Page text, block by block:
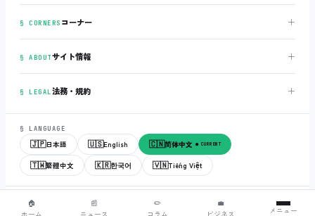
§ CORNERS コーナー ＋
§ ABOUTサイト情報 ＋
§ LEGAL法務・規約 ＋
§ LANGUAGE
🇯🇵日本語 🇺🇸English 🇨🇳简体中文 ● CURRENT
🇹🇼繁體中文 🇰🇷한국어 🇻🇳Tiếng Việt
© 2018-2026 sqool.co.jp ‧ All rights reserved. v3.0.0 build 20260505
● ALL SYSTEMS NORMAL
🏠
ホーム
📰
ニュース
✏️
コラム
💼
ビジネス
メニュー